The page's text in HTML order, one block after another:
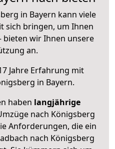
in Bayern kann viele
sich bringen, um Ihnen
bieten wir Ihnen unsere
an.
Jahre Erfahrung mit
in Bayern.
haben langjährige
nach Königsberg
Anforderungen, die ein
nach Königsberg